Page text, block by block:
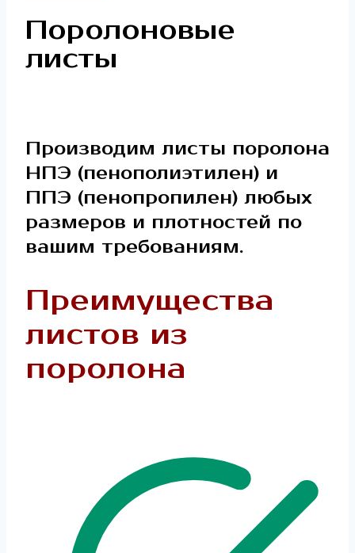
Поролоновые
листы
Производим листы поролона
НПЭ (пенополиэтилен) и
ППЭ (пенопропилен) любых
размеров и плотностей по
вашим требованиям.
Преимущества
листов из
поролона